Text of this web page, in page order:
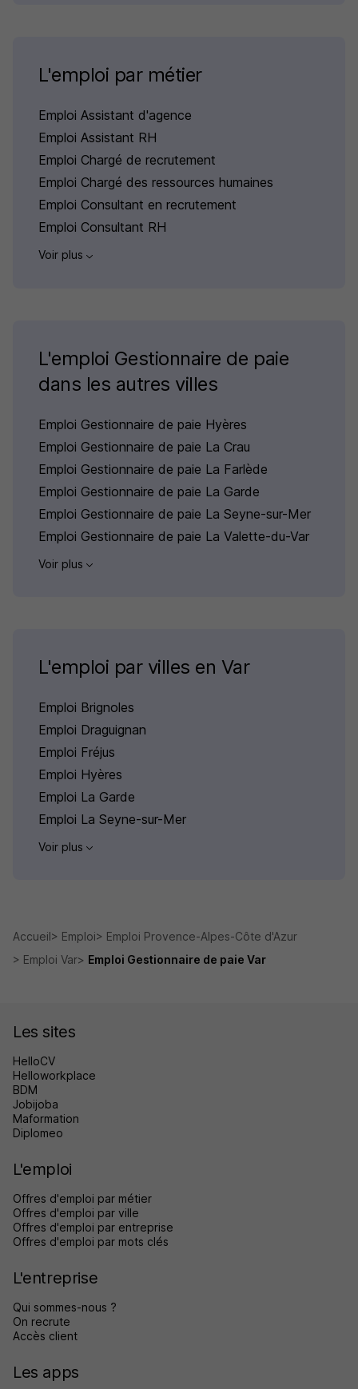
L'emploi par métier
Emploi Assistant d'agence
Emploi Assistant RH
Emploi Chargé de recrutement
Emploi Chargé des ressources humaines
Emploi Consultant en recrutement
Emploi Consultant RH
Voir plus
L'emploi Gestionnaire de paie
dans les autres villes
Emploi Gestionnaire de paie Hyères
Emploi Gestionnaire de paie La Crau
Emploi Gestionnaire de paie La Farlède
Emploi Gestionnaire de paie La Garde
Emploi Gestionnaire de paie La Seyne-sur-Mer
Emploi Gestionnaire de paie La Valette-du-Var
Voir plus
L'emploi par villes en Var
Emploi Brignoles
Emploi Draguignan
Emploi Fréjus
Emploi Hyères
Emploi La Garde
Emploi La Seyne-sur-Mer
Voir plus
Accueil Emploi
Emploi Provence-Alpes-Côte d'Azur
Emploi Var
Emploi Gestionnaire de paie Var
Les sites
HelloCV
Helloworkplace
BDM
Jobijoba
Maformation
Diplomeo
L'emploi
Offres d'emploi par métier
Offres d'emploi par ville
Offres d'emploi par entreprise
Offres d'emploi par mots clés
L'entreprise
Qui sommes-nous ?
On recrute
Accès client
Les apps